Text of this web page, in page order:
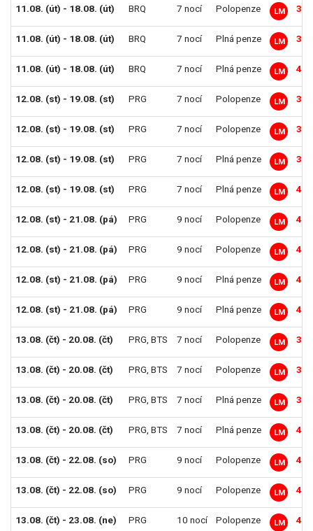
11.08. (út) - 18.08. (út) BRQ 7 nocí Polopenze LM 36
11.08. (út) - 18.08. (út) BRQ 7 nocí Plná penze LM 38
11.08. (út) - 18.08. (út) BRQ 7 nocí Plná penze LM 40
12.08. (st) - 19.08. (st) PRG 7 nocí Polopenze LM 34
12.08. (st) - 19.08. (st) PRG 7 nocí Polopenze LM 36
12.08. (st) - 19.08. (st) PRG 7 nocí Plná penze LM 38
12.08. (st) - 19.08. (st) PRG 7 nocí Plná penze LM 40
12.08. (st) - 21.08. (pá) PRG 9 nocí Polopenze LM 41
12.08. (st) - 21.08. (pá) PRG 9 nocí Polopenze LM 43
12.08. (st) - 21.08. (pá) PRG 9 nocí Plná penze LM 46
12.08. (st) - 21.08. (pá) PRG 9 nocí Plná penze LM 48
13.08. (čt) - 20.08. (čt) PRG BTS 7 nocí Polopenze LM 34
13.08. (čt) - 20.08. (čt) PRG BTS 7 nocí Polopenze LM 36
13.08. (čt) - 20.08. (čt) PRG BTS 7 nocí Plná penze LM 38
13.08. (čt) - 20.08. (čt) PRG BTS 7 nocí Plná penze LM 40
13.08. (čt) - 22.08. (so) PRG 9 nocí Polopenze LM 41
13.08. (čt) - 22.08. (so) PRG 9 nocí Polopenze LM 43
13.08. (čt) - 23.08. (ne) PRG 10 nocí Polopenze LM 44